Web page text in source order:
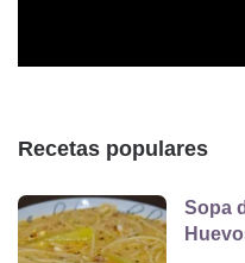
Recetas populares
Sopa